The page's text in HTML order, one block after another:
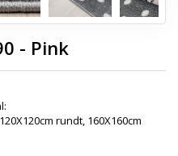
- Pink
rundt, 160X160cm